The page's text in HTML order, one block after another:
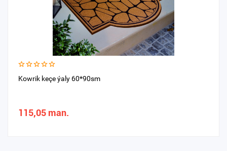
Kowrik keçe ýaly 60*90sm
115,05 man.